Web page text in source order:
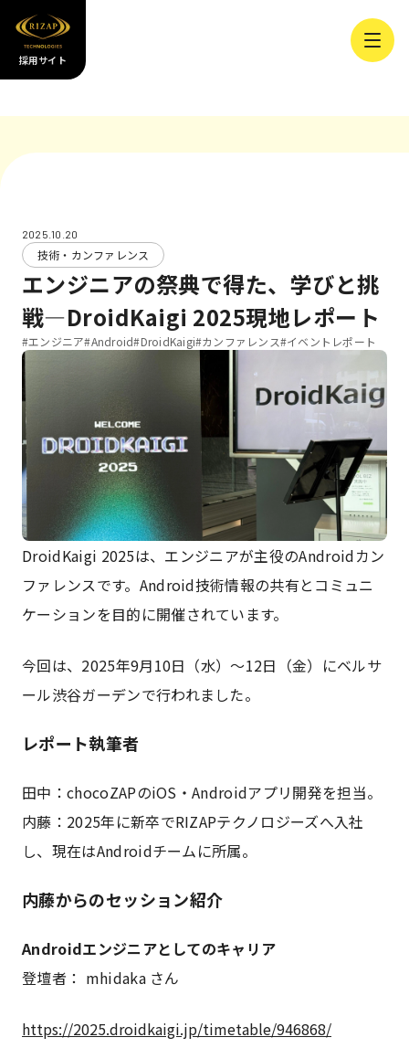
採用サイト
2025.10.20
技術・カンファレンス
エンジニアの祭典で得た、学びと挑
戦―DroidKaigi 2025現地レポート
#エンジニア#Android#DroidKaigi#カンファレンス#イベントレポート
DroidKaigi 2025は、エンジニアが主役のAndroidカン
ファレンスです。Android技術情報の共有とコミュニ
ケーションを目的に開催されています。
今回は、2025年9月10日（水）～12日（金）にベルサ
ール渋谷ガーデンで行われました。
レポート執筆者
田中：chocoZAPのiOS・Androidアプリ開発を担当。
内藤：2025年に新卒でRIZAPテクノロジーズへ入社
し、現在はAndroidチームに所属。
内藤からのセッション紹介
Androidエンジニアとしてのキャリア
登壇者： mhidaka さん
https://2025.droidkaigi.jp/timetable/946868/